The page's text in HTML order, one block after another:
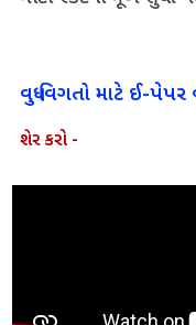
વધુ વિગતો માટે ઈ-પેપર
શેર કરો -